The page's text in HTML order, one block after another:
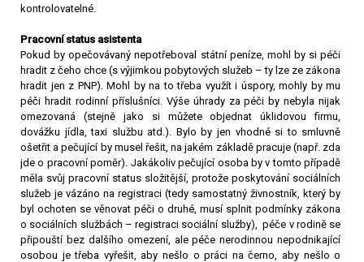
kontrolovatelné.
Pracovní status asistenta
Pokud by opečovávaný nepotřeboval státní peníze, mohl by si péči
hradit z čeho chce (s výjimkou pobytových služeb – ty lze ze zákona
hradit jen z PNP). Mohl by na to třeba využít i úspory, mohly by mu
péči hradit rodinní příslušníci. Výše úhrady za péči by nebyla nijak
omezovaná (stejně jako si můžete objednat úklidovou firmu,
dovážku jídla, taxi službu atd.). Bylo by jen vhodné si to smluvně
ošetřit a pečující by musel řešit, na jakém základě pracuje (např. zda
jde o pracovní poměr). Jakákoliv pečující osoba by v tomto případě
měla svůj pracovní status složitější, protože poskytování sociálních
služeb je vázáno na registraci (tedy samostatný živnostník, který by
byl ochoten se věnovat péči o druhé, musí splnit podmínky zákona
o sociálních službách – registraci sociální služby), péče v rodině se
připouští bez dalšího omezení, ale péče nerodinnou nepodnikající
osobou je třeba vyřešit, aby nešlo o práci na černo, aby nešlo o